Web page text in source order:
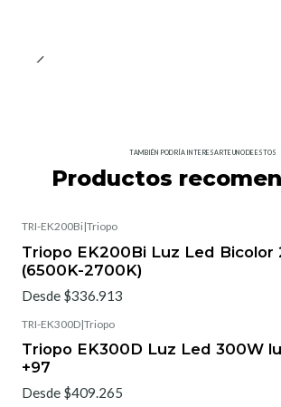
TAMBIÉN PODRÍA INTERESARTE UNO DE ESTOS
Productos
TRI-EK200Bi|Triopo
Triopo EK200Bi Luz Led Bicolor
(6500K-2700K)
Desde $336.913
TRI-EK300D|Triopo
Triopo EK300D Luz Led 300W
+97
Desde $409.265